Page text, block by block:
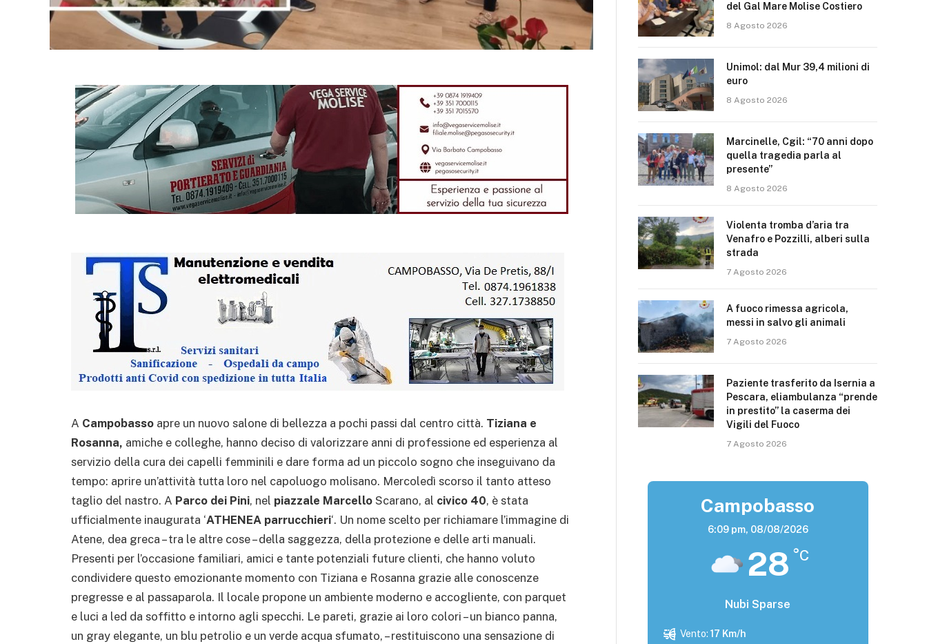
A Campobasso apre un nuovo salone di bellezza a pochi passi dal centro città. Tiziana e
Rosanna, amiche e colleghe, hanno deciso di valorizzare anni di professione ed esperienza al
servizio della cura dei capelli femminili e dare forma ad un piccolo sogno che inseguivano da
tempo: aprire un’attività tutta loro nel capoluogo molisano. Mercoledì scorso il tanto atteso
taglio del nastro. A Parco dei Pini, nel piazzale Marcello Scarano, al civico 40, è stata
ufficialmente inaugurata ‘ATHENEA parrucchieri‘. Un nome scelto per richiamare l’immagine di
Atene, dea greca – tra le altre cose – della saggezza, della protezione e delle arti manuali.
Presenti per l’occasione familiari, amici e tante potenziali future clienti, che hanno voluto
condividere questo emozionante momento con Tiziana e Rosanna grazie alle conoscenze
pregresse e al passaparola. Il locale propone un ambiente moderno e accogliente, con parquet
e luci a led da soffitto e intorno agli specchi. Le pareti, grazie ai loro colori – un bianco panna,
un gray elegante, un blu petrolio e un verde acqua sfumato, – restituiscono una sensazione di
del Gal Mare Molise Costiero
8 Agosto 2026
Unimol: dal Mur 39,4 milioni di
euro
8 Agosto 2026
Marcinelle, Cgil: “70 anni dopo
quella tragedia parla al
presente”
8 Agosto 2026
Violenta tromba d’aria tra
Venafro e Pozzilli, alberi sulla
strada
7 Agosto 2026
A fuoco rimessa agricola,
messi in salvo gli animali
7 Agosto 2026
Paziente trasferito da Isernia a
Pescara, eliambulanza “prende
in prestito” la caserma dei
Vigili del Fuoco
7 Agosto 2026
Campobasso
6:09 pm, 08/08/2026
28 °C
Nubi Sparse
Vento: 17 Km/h